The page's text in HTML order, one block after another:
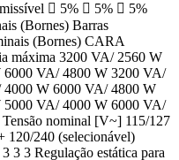
 5%  5%  5%
(Bornes) Barras
(Bornes) CARA
máxima 3200 VA/ 2560 W
VA/ 4800 W 3200 VA/
W 6000 VA/ 4800 W
VA/ 4000 W 6000 VA/
nominal [V~] 115/127
120/240 (selecionável)
3 3 Regulação estática para